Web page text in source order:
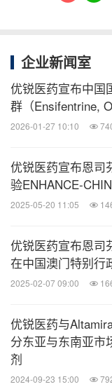
企业新闻室
优锐医药宣布中国
群（Ensifentrine,
2026-01-27 10:10
优锐医药宣布恩司
验ENHANCE-
2025-05-20 11:05
优锐医药宣布恩司
在中国澳门特别行
2025-02-07 09:00
优锐医药与
分东亚与东南亚市
剂
2024-09-23 15:00